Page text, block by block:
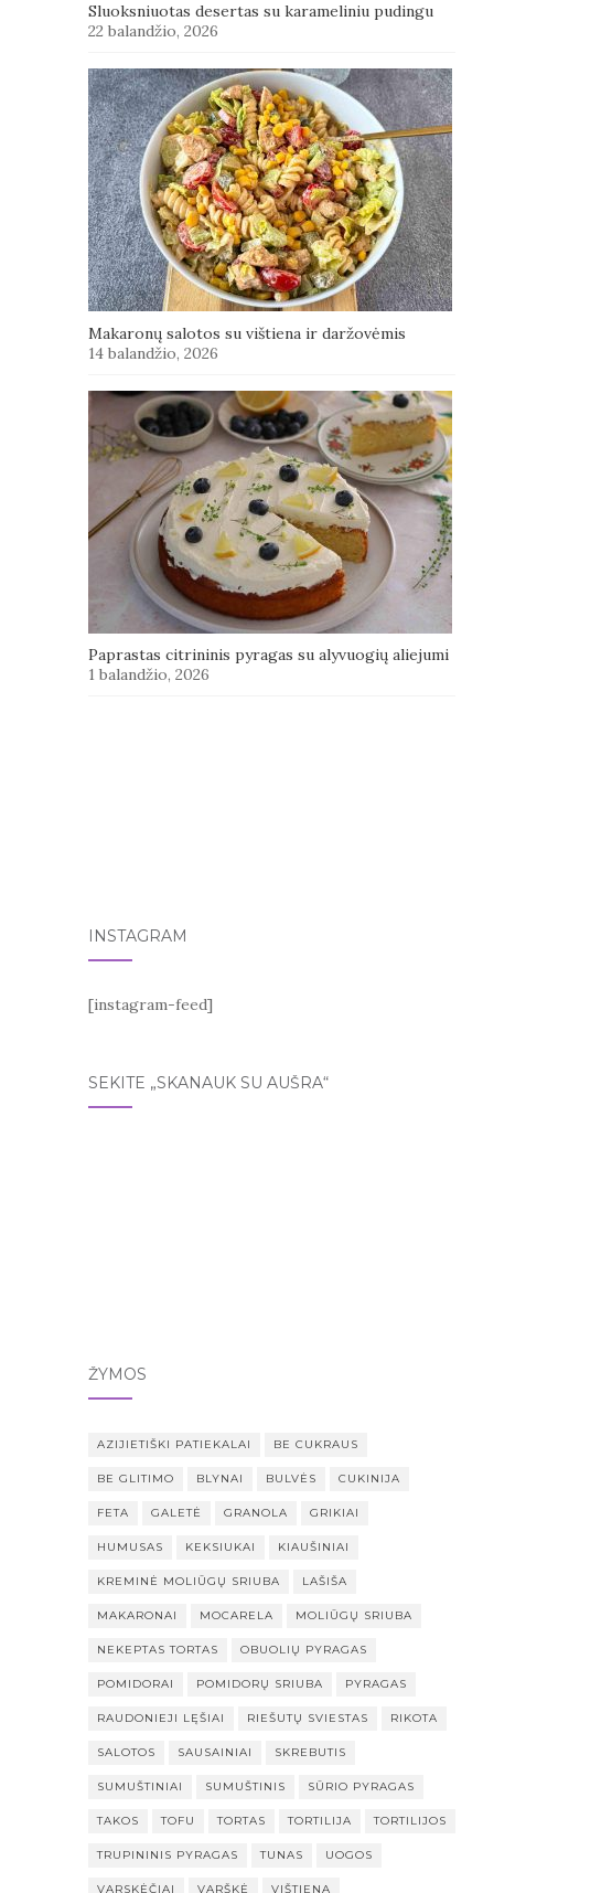
Sluoksniuotas desertas su karameliniu pudingu
22 balandžio, 2026
Makaronų salotos su vištiena ir daržovėmis
14 balandžio, 2026
Paprastas citrininis pyragas su alyvuogių aliejumi
1 balandžio, 2026
INSTAGRAM
[instagram-feed]
SEKITE „SKANAUK SU AUŠRA“
ŽYMOS
AZIJIETIŠKI PATIEKALAI BE CUKRAUS
BE GLITIMO BLYNAI BULVĖS CUKINIJA
FETA GALETĖ GRANOLA GRIKIAI
HUMUSAS KEKSIUKAI KIAUŠINIAI
KREMINĖ MOLIŪGŲ SRIUBA LAŠIŠA
MAKARONAI MOCARELA MOLIŪGŲ SRIUBA
NEKEPTAS TORTAS OBUOLIŲ PYRAGAS
POMIDORAI POMIDORŲ SRIUBA PYRAGAS
RAUDONIEJI LĘŠIAI RIEŠUTŲ SVIESTAS RIKOTA
SALOTOS SAUSAINIAI SKREBUTIS
SUMUŠTINIAI SUMUŠTINIS SŪRIO PYRAGAS
TAKOS TOFU TORTAS TORTILIJA TORTILIJOS
TRUPININIS PYRAGAS TUNAS UOGOS
VARSKĖČIAI VARŠKĖ VIŠTIENA